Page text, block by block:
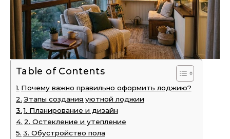
Table of Contents
Почему важно правильно оформить лоджию?
Этапы создания уютной лоджии
1. Планирование и дизайн
2. Остекление и утепление
3. Обустройство пола